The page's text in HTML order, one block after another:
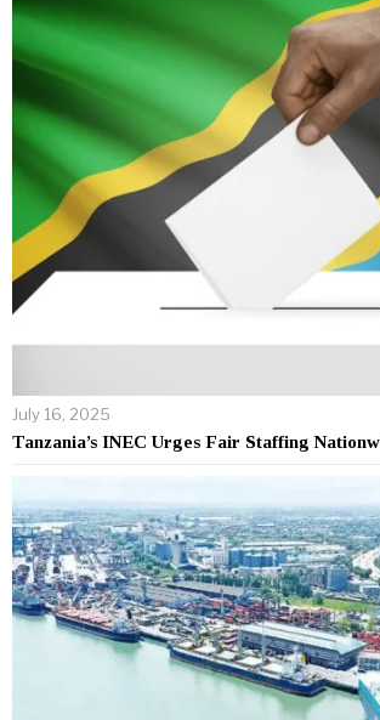
July 16, 2025
Tanzania’s INEC Urges Fair Staffing